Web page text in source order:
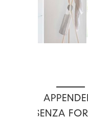
SENZA